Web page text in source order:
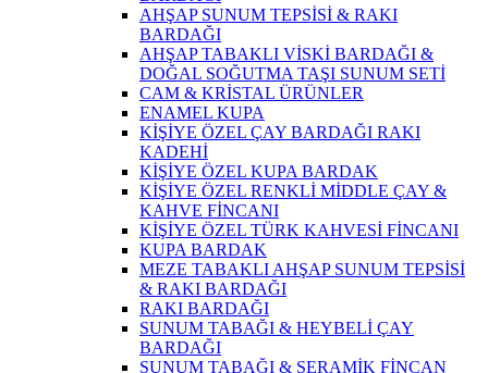
AHŞAP SUNUM TEPSİSİ & RAKI
BARDAĞI
AHŞAP TABAKLI VİSKİ BARDAĞI &
DOĞAL SOĞUTMA TAŞI SUNUM SETİ
CAM & KRİSTAL ÜRÜNLER
ENAMEL KUPA
KİŞİYE ÖZEL ÇAY BARDAĞI RAKI
KADEHİ
KİŞİYE ÖZEL KUPA BARDAK
KİŞİYE ÖZEL RENKLİ MİDDLE ÇAY &
KAHVE FİNCANI
KİŞİYE ÖZEL TÜRK KAHVESİ FİNCANI
KUPA BARDAK
MEZE TABAKLI AHŞAP SUNUM TEPSİSİ
& RAKI BARDAĞI
RAKI BARDAĞI
SUNUM TABAĞI & HEYBELİ ÇAY
BARDAĞI
SUNUM TABAĞI & SERAMİK FİNCAN